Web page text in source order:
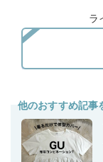
ラ
他のおすすめ記事